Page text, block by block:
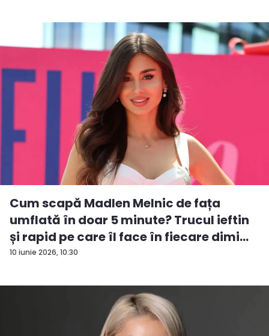
10 iunie 2026, 10:30
Cum scapă Madlen Melnic de fața
umflată în doar 5 minute? Trucul ieftin
și rapid pe care îl face în fiecare dimi...